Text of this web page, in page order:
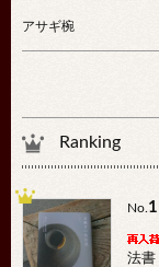
アサギ椀
Ranking
No.1
法書